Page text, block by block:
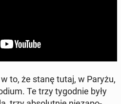
to, że stanę tutaj, w Paryżu,
Te trzy ty­go­dnie były